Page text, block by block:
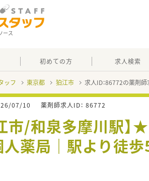
ース
初めての方 求人検索
ッフ 東京都 狛江市 求人ID：86772の薬剤
07/10 薬剤師求人ID： 86772
市/和泉多摩川駅
人薬局｜駅より徒